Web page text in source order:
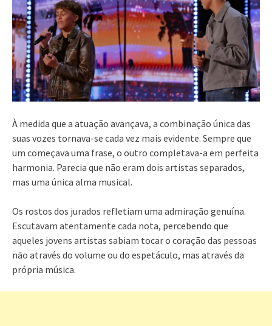
À medida que a atuação avançava, a combinação única das
suas vozes tornava-se cada vez mais evidente. Sempre que
um começava uma frase, o outro completava-a em perfeita
harmonia. Parecia que não eram dois artistas separados,
mas uma única alma musical.
Os rostos dos jurados refletiam uma admiração genuína.
Escutavam atentamente cada nota, percebendo que
aqueles jovens artistas sabiam tocar o coração das pessoas
não através do volume ou do espetáculo, mas através da
própria música.